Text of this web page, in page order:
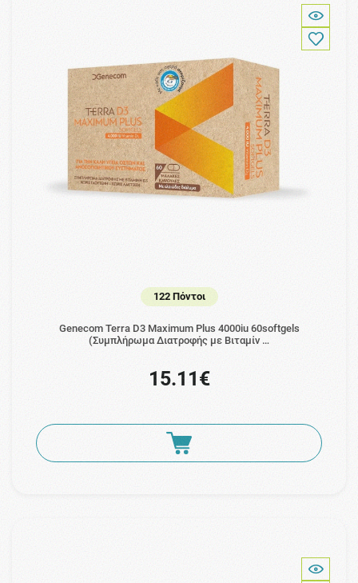
122 Πόντοι
Genecom Terra D3 Maximum Plus 4000iu 60softgels
(Συμπλήρωμα Διατροφής με Βιταμίν …
15.11€